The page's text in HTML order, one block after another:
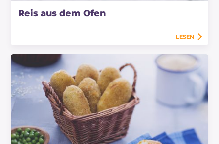
Reis aus dem Ofen
LESEN